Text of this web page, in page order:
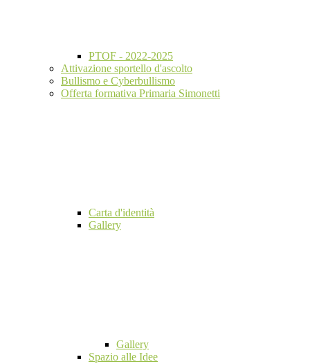
PTOF - 2022-2025
Attivazione sportello d'ascolto
Bullismo e Cyberbullismo
Offerta formativa Primaria Simonetti
Carta d'identità
Gallery
Gallery
Spazio alle Idee